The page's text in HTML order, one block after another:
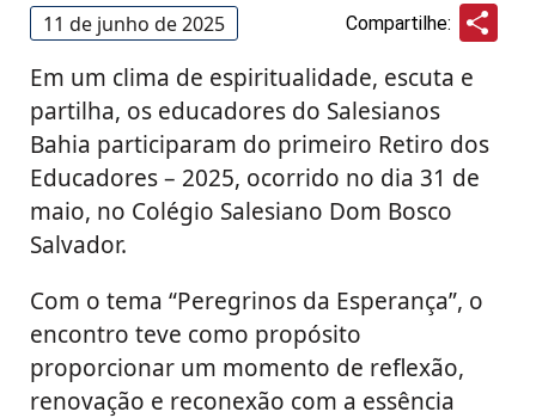
11 de junho de 2025 Compartilhe:
Em um clima de espiritualidade, escuta e
partilha, os educadores do Salesianos
Bahia participaram do primeiro Retiro dos
Educadores – 2025, ocorrido no dia 31 de
maio, no Colégio Salesiano Dom Bosco
Salvador.
Com o tema “Peregrinos da Esperança”, o
encontro teve como propósito
proporcionar um momento de reflexão,
renovação e reconexão com a essência